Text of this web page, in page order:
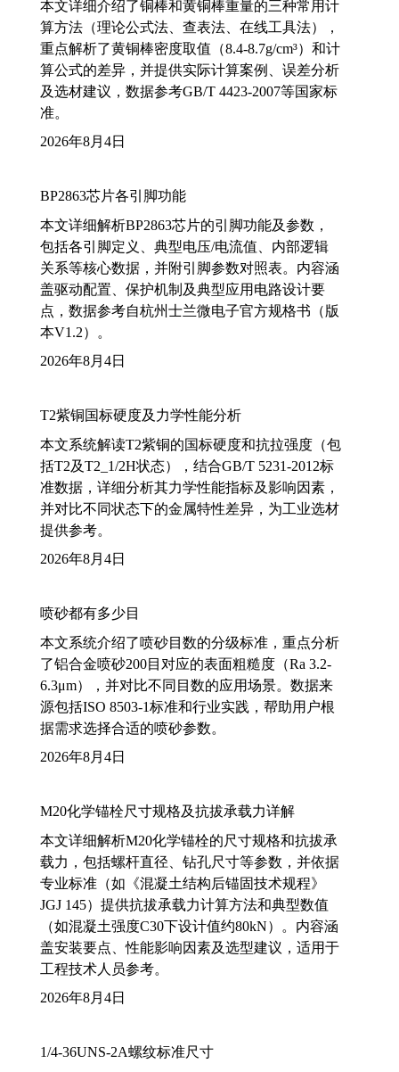
本文详细介绍了铜棒和黄铜棒重量的三种常用计
算方法（理论公式法、查表法、在线工具法），
重点解析了黄铜棒密度取值（8.4-8.7g/cm³）和计
算公式的差异，并提供实际计算案例、误差分析
及选材建议，数据参考GB/T 4423-2007等国家标
准。
2026年8月4日
BP2863芯片各引脚功能
本文详细解析BP2863芯片的引脚功能及参数，
包括各引脚定义、典型电压/电流值、内部逻辑
关系等核心数据，并附引脚参数对照表。内容涵
盖驱动配置、保护机制及典型应用电路设计要
点，数据参考自杭州士兰微电子官方规格书（版
本V1.2）。
2026年8月4日
T2紫铜国标硬度及力学性能分析
本文系统解读T2紫铜的国标硬度和抗拉强度（包
括T2及T2_1/2H状态），结合GB/T 5231-2012标
准数据，详细分析其力学性能指标及影响因素，
并对比不同状态下的金属特性差异，为工业选材
提供参考。
2026年8月4日
喷砂都有多少目
本文系统介绍了喷砂目数的分级标准，重点分析
了铝合金喷砂200目对应的表面粗糙度（Ra 3.2-
6.3μm），并对比不同目数的应用场景。数据来
源包括ISO 8503-1标准和行业实践，帮助用户根
据需求选择合适的喷砂参数。
2026年8月4日
M20化学锚栓尺寸规格及抗拔承载力详解
本文详细解析M20化学锚栓的尺寸规格和抗拔承
载力，包括螺杆直径、钻孔尺寸等参数，并依据
专业标准（如《混凝土结构后锚固技术规程》
JGJ 145）提供抗拔承载力计算方法和典型数值
（如混凝土强度C30下设计值约80kN）。内容涵
盖安装要点、性能影响因素及选型建议，适用于
工程技术人员参考。
2026年8月4日
1/4-36UNS-2A螺纹标准尺寸